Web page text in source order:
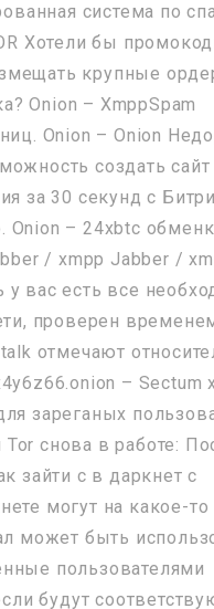
система по
Хотели бы
крупные
Onion – XmppSpam
Onion – Onion
создать сайт
за 30 секунд с
– 24xbtc
/ xmpp Jabber /
вас есть все
проверен
отмечают
– Sectum
зареганых
снова в работе:
зайти с в даркнет с
могут на какое-
может быть
пользователями
будут